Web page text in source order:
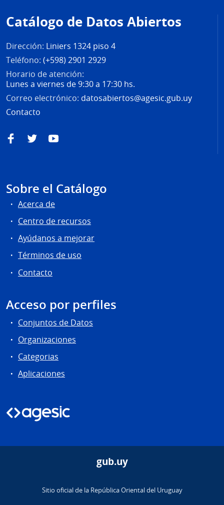
de
página
Catálogo de Datos Abiertos
Dirección: Liniers 1324 piso 4
Teléfono: (+598) 2901 2929
Horario de atención:
Lunes a viernes de 9:30 a 17:30 hs.
Correo electrónico: datosabiertos@agesic.gub.uy
Contacto
FacebookTwitterYouTube
Sobre el Catálogo
Acerca de
Centro de recursos
Ayúdanos a mejorar
Términos de uso
Contacto
Acceso por perfiles
Conjuntos de Datos
Organizaciones
Categorias
Aplicaciones
gub.uy
Sitio oficial de la República Oriental del Uruguay